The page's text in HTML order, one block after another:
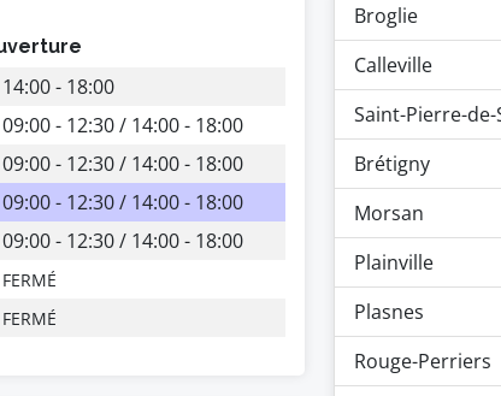
14:00 - 18:00
09:00 - 12:30 / 14:00 - 18:00
09:00 - 12:30 / 14:00 - 18:00
09:00 - 12:30 / 14:00 - 18:00
09:00 - 12:30 / 14:00 - 18:00
FERMÉ
FERMÉ
Broglie
Calleville
Saint-Pierre-
Brétigny
Morsan
Plainville
Plasnes
Rouge-Perriers